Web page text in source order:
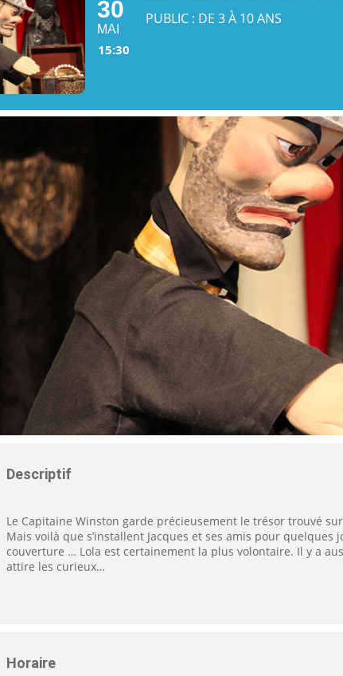
30
MAI
15:30
PUBLIC : DE 3 À 10 ANS
Descriptif
Le Capitaine Winston garde précieusement le trésor trouvé
Mais voilà que s’installent Jacques et ses amis pour
couverture … Lola est certainement la plus volontaire. Il y a
attire les curieux…
Horaire